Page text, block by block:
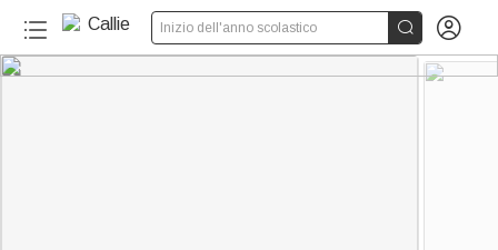
Inizio dell'anno scolastico  